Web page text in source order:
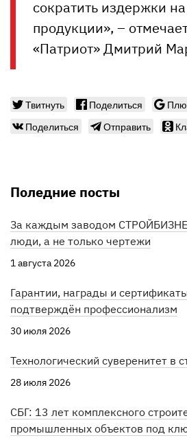
сократить издержки
продукции», –
«Патриот» Дмитрий
Твитнуть Поделиться
Поделиться
Отправить
Поледние посты
За каждым заводом
люди, а не только чертежи
1 августа 2026
Гарантии, награды и
подтверждён профессионализм
30 июля 2026
Технологический суверенитет в
28 июля 2026
СБГ: 13 лет комплексного
промышленных объектов под